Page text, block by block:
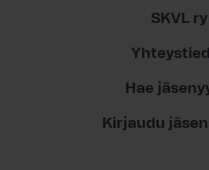
SKVL ry
Hae
Kirjaudu